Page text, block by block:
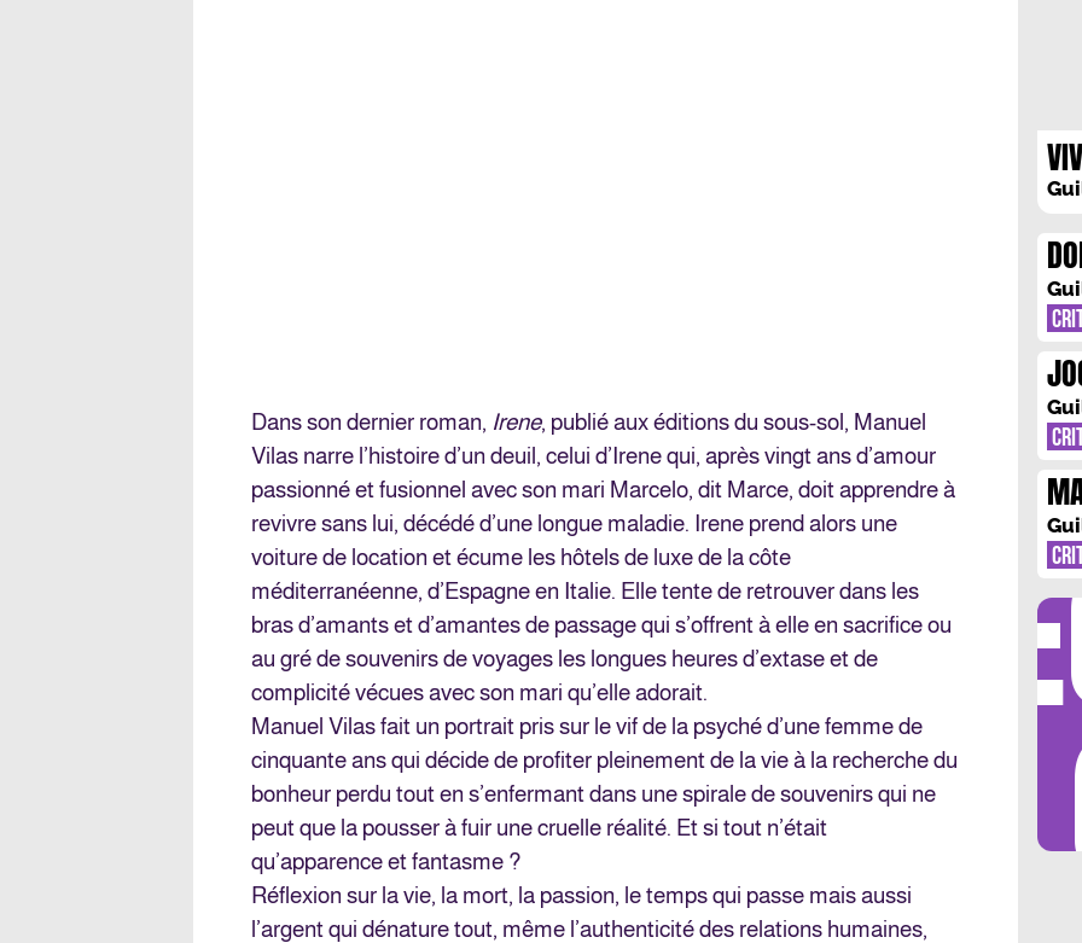
Dans son dernier roman, Irene, publié aux éditions du sous-sol, Manuel
Vilas narre l’histoire d’un deuil, celui d’Irene qui, après vingt ans d’amour
passionné et fusionnel avec son mari Marcelo, dit Marce, doit apprendre à
revivre sans lui, décédé d’une longue maladie. Irene prend alors une
voiture de location et écume les hôtels de luxe de la côte
méditerranéenne, d’Espagne en Italie. Elle tente de retrouver dans les
bras d’amants et d’amantes de passage qui s’offrent à elle en sacrifice ou
au gré de souvenirs de voyages les longues heures d’extase et de
complicité vécues avec son mari qu’elle adorait.
Manuel Vilas fait un portrait pris sur le vif de la psyché d’une femme de
cinquante ans qui décide de profiter pleinement de la vie à la recherche du
bonheur perdu tout en s’enfermant dans une spirale de souvenirs qui ne
peut que la pousser à fuir une cruelle réalité. Et si tout n’était
qu’apparence et fantasme ?
Réflexion sur la vie, la mort, la passion, le temps qui passe mais aussi
l’argent qui dénature tout, même l’authenticité des relations humaines,